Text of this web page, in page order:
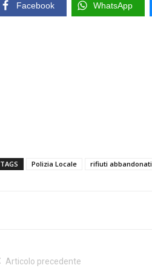
Facebook WhatsApp
TAGS Polizia Locale rifiuti abbandonati
Articolo precedente